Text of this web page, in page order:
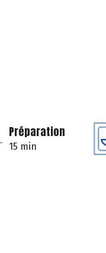
Préparation
15 min